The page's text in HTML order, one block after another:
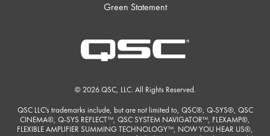
Green Statement
© 2026 QSC, LLC. All Rights Reserved.
QSC LLC's trademarks include, but are not limited to, QSC®, Q-SYS®, QSC
CINEMA®, Q-SYS REFLECT™, QSC SYSTEM NAVIGATOR™, FLEXAMP®,
FLEXIBLE AMPLIFIER SUMMING TECHNOLOGY™, NOW YOU HEAR US®,